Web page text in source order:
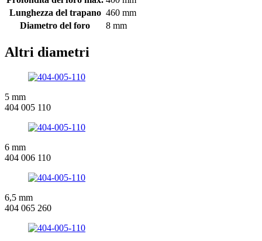
Lunghezza del trapano 460 mm
Diametro del foro
8 mm
Altri diametri
5 mm
404 005 110
6 mm
404 006 110
6,5 mm
404 065 260